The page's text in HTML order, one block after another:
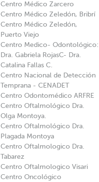
Centro Médico Zarcero
Centro Médico Zeledón, Bribrí
Centro Médico Zeledón,
Puerto Viejo
Centro Medico- Odontológico:
Dra. Gabriela RojasC- Dra.
Catalina Fallas C.
Centro Nacional de Detección
Temprana - CENADET
Centro Odontomédico ARFRE
Centro Oftalmológico Dra.
Olga Montoya.
Centro Oftalmológico Dra.
Plagada Montoya
Centro Oftalmologico Dra.
Tabarez
Centro Oftalmologico Visari
Centro Oncológico